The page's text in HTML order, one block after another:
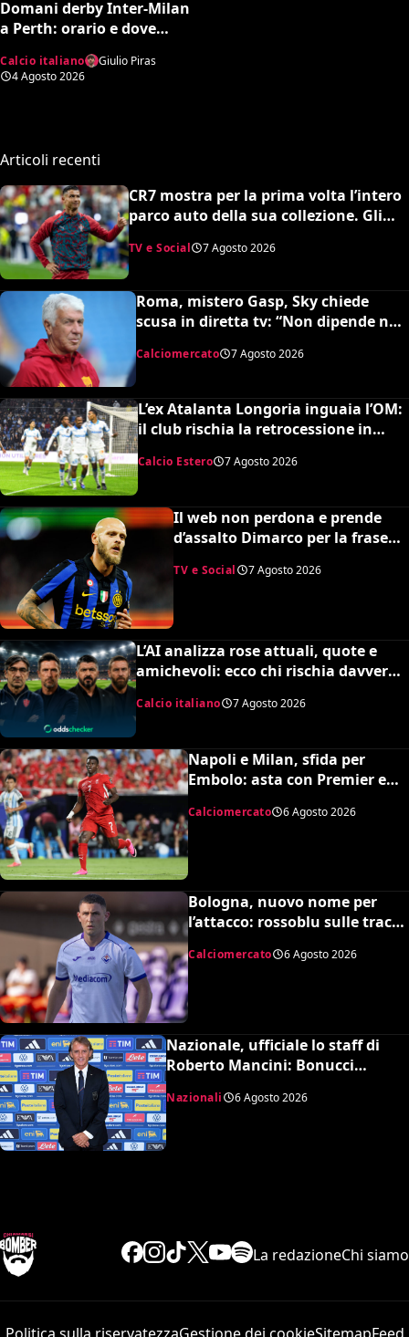
Domani derby Inter-Milan
a Perth: orario e dove
Calcio italiano
Giulio Piras
4 Agosto 2026
Articoli recenti
CR7 mostra per la prima volta l’intero
parco auto della sua collezione. Gli
esperti stimano il valore complessivo
ed è da urlo
TV e Social 7 Agosto 2026
Roma, mistero Gasp, Sky chiede
scusa in diretta tv: “Non dipende né
arrivo?
Calciomercato 7 Agosto 2026
L’ex Atalanta Longoria inguaia l’OM:
il club rischia la retrocessione in
Ligue 2 e svende tutti i suoi pezzi
pregiati
Calcio Estero 7 Agosto 2026
Il web non perdona e prende
d’assalto Dimarco per la frase
TV e Social 7 Agosto 2026
L’AI analizza rose attuali, quote e
amichevoli: ecco chi rischia davvero
un’insospettabile
Calcio italiano 7 Agosto 2026
Napoli e Milan, sfida per
Embolo: asta con Premier e
MLS, il prezzo
Calciomercato 6 Agosto 2026
Bologna, nuovo nome per
l’attacco: rossoblu sulle tracce
Calciomercato 6 Agosto 2026
Nazionale, ufficiale lo staff di
Roberto Mancini: Bonucci
Nazionali 6 Agosto 2026
La redazioneChi siamo